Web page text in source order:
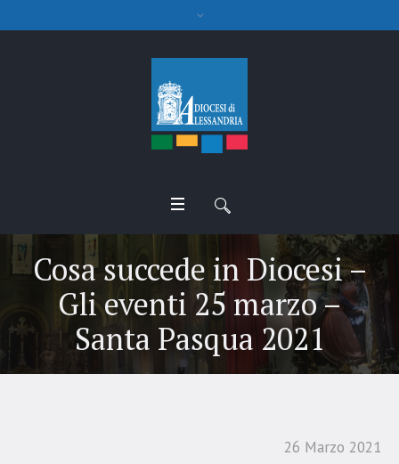
Cosa succede in Diocesi –
Gli eventi 25 marzo –
Santa Pasqua 2021
26 Marzo 2021